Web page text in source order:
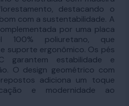
destacando o
com a sustentabilidade. A
por uma placa
100% poliuretano, que
suporte ergonômico. Os pés
garantem estabilidade e
O design geométrico com
adiciona um toque
e modernidade ao